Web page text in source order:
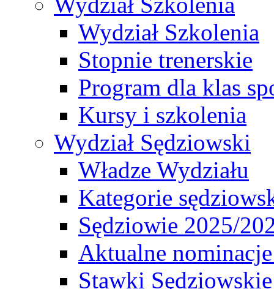
Wydział Szkolenia
Stopnie trenerskie
Program dla klas
Kursy i szkolenia
Wydział Sędziowski
Władze Wydziału
Kategorie
Sędziowie 2025/
Aktualne
Stawki Sędziowskie